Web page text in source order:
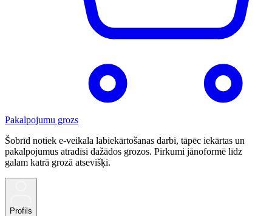
Pakalpojumu grozs
Šobrīd notiek e-veikala labiekārtošanas darbi, tāpēc iekārtas un
pakalpojumus atradīsi dažādos grozos. Pirkumi jānoformē līdz
galam katrā grozā atsevišķi.
Profils